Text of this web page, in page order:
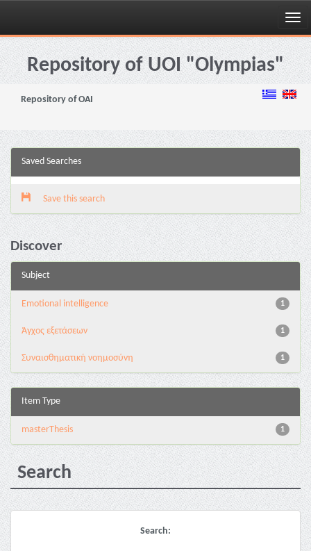
Skip
navigationRepository of UOI "Olympias"
Repository of OAI
Saved Searches
Save this search
Discover
Subject
1
Emotional intelligence
1
Άγχος εξετάσεων
1
Συναισθηματική νοημοσύνη
Item Type
1
masterThesis
Search
Search: